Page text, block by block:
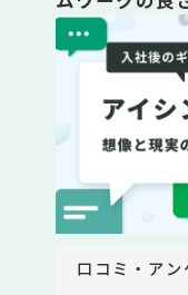
の”リアル”を
口コミ・アン